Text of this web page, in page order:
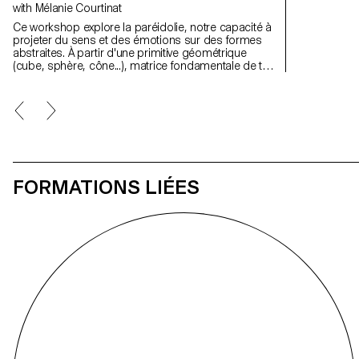
with Mélanie Courtinat
Ce workshop explore la paréidolie, notre capacité à
projeter du sens et des émotions sur des formes
abstraites. À partir d'une primitive géométrique
(cube, sphère, cône...), matrice fondamentale de tout
En s'appuyant sur une synchronisation précise entre
l'espace physique et un environnement Unreal
FORMATIONS LIÉES